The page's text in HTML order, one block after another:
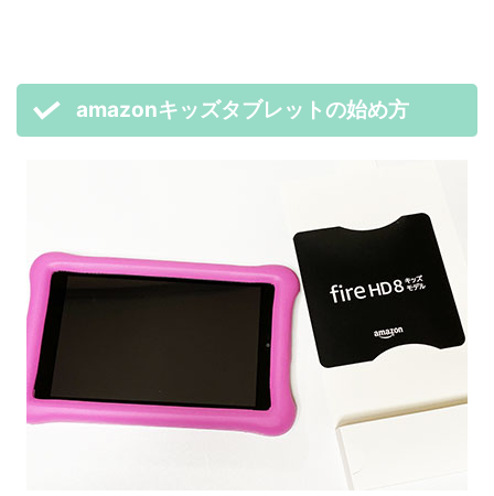
amazonキッズタブレットの始め方